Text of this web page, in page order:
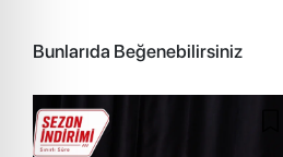
Bunlarıda Beğenebilirsiniz